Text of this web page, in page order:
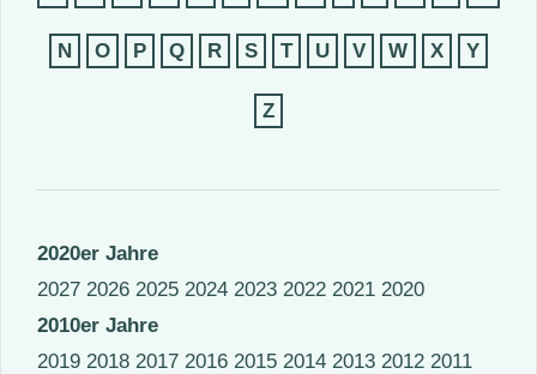
N O P Q R S T U V W X Y
Z
2020er Jahre
2027 2026 2025 2024 2023 2022 2021 2020
2010er Jahre
2019 2018 2017 2016 2015 2014 2013 2012 2011